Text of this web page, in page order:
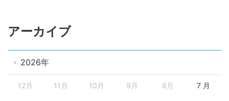
アーカイブ
2026年
12月 11月 10月 9月 8月 7 月